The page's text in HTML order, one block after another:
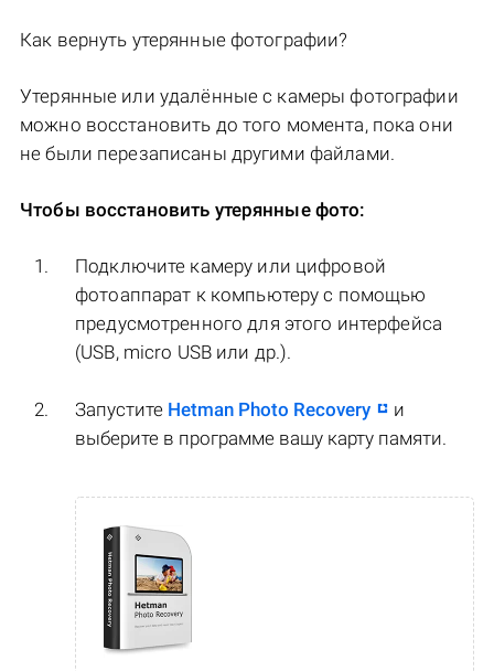
Как вернуть утерянные фотографии?
Утерянные или удалённые с камеры фотографии
можно восстановить до того момента, пока они
не были перезаписаны другими файлами.
Чтобы восстановить утерянные фото:
Подключите камеру или цифровой
фотоаппарат к компьютеру с помощью
предусмотренного для этого интерфейса
(USB, micro USB или др.).
Запустите Hetman Photo Recovery
и
выберите в программе вашу карту памяти.